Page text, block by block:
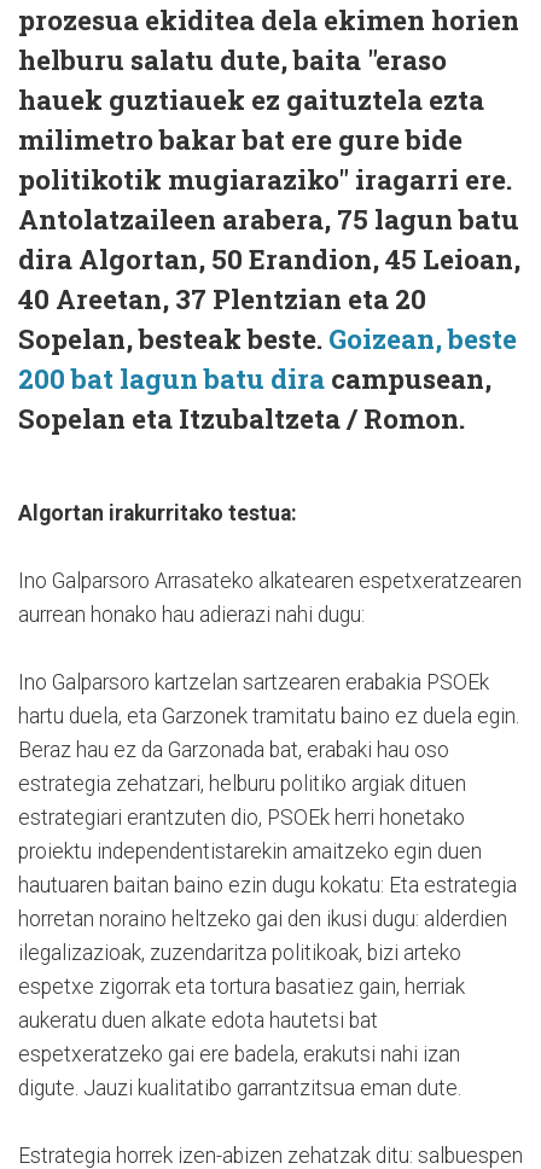
prozesua ekiditea dela ekimen horien
helburu salatu dute, baita "eraso
hauek guztiauek ez gaituztela ezta
milimetro bakar bat ere gure bide
politikotik mugiaraziko" iragarri ere.
Antolatzaileen arabera, 75 lagun batu
dira Algortan, 50 Erandion, 45 Leioan,
40 Areetan, 37 Plentzian eta 20
Sopelan, besteak beste. Goizean, beste
200 bat lagun batu dira campusean,
Sopelan eta Itzubaltzeta / Romon.
Algortan irakurritako testua:
Ino Galparsoro Arrasateko alkatearen espetxeratzearen
aurrean honako hau adierazi nahi dugu:
Ino Galparsoro kartzelan sartzearen erabakia PSOEk
hartu duela, eta Garzonek tramitatu baino ez duela egin.
Beraz hau ez da Garzonada bat, erabaki hau oso
estrategia zehatzari, helburu politiko argiak dituen
estrategiari erantzuten dio, PSOEk herri honetako
proiektu independentistarekin amaitzeko egin duen
hautuaren baitan baino ezin dugu kokatu: Eta estrategia
horretan noraino heltzeko gai den ikusi dugu: alderdien
ilegalizazioak, zuzendaritza politikoak, bizi arteko
espetxe zigorrak eta tortura basatiez gain, herriak
aukeratu duen alkate edota hautetsi bat
espetxeratzeko gai ere badela, erakutsi nahi izan
digute. Jauzi kualitatibo garrantzitsua eman dute.
Estrategia horrek izen-abizen zehatzak ditu: salbuespen